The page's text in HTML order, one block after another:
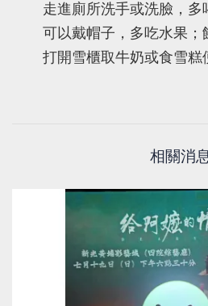
走進廁所洗手或洗臉，多
可以戴帽子，多吃水果；
打開雪櫃取牛奶或食雪糕
相關消